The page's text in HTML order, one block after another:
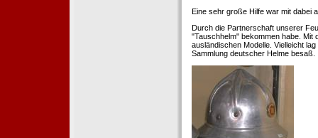
Eine sehr große Hilfe war mit dabei
Durch die Partnerschaft unserer
"Tauschhelm" bekommen habe. Mit
ausländischen Modelle. Vielleicht
Sammlung deutscher Helme besaß.